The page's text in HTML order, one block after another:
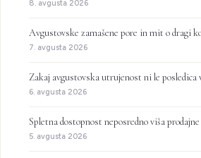
8. avgusta 2026
Avgustovske zamašene pore in mit o dragi
7. avgusta 2026
Zakaj avgustovska utrujenost ni le posledica
6. avgusta 2026
Spletna dostopnost neposredno viša
5. avgusta 2026